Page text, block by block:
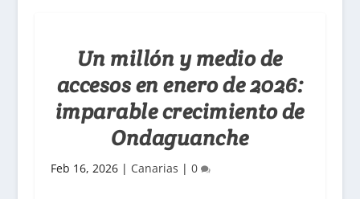
Un millón y medio de
accesos en enero de 2026:
imparable crecimiento de
Ondaguanche
Feb 16, 2026| Canarias | 0